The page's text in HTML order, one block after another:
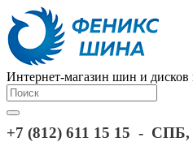
Интернет-магазин шин и
+7 (812) 611 15 15 - СПБ,